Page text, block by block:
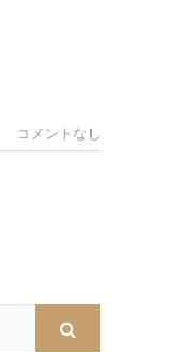
コメントなし